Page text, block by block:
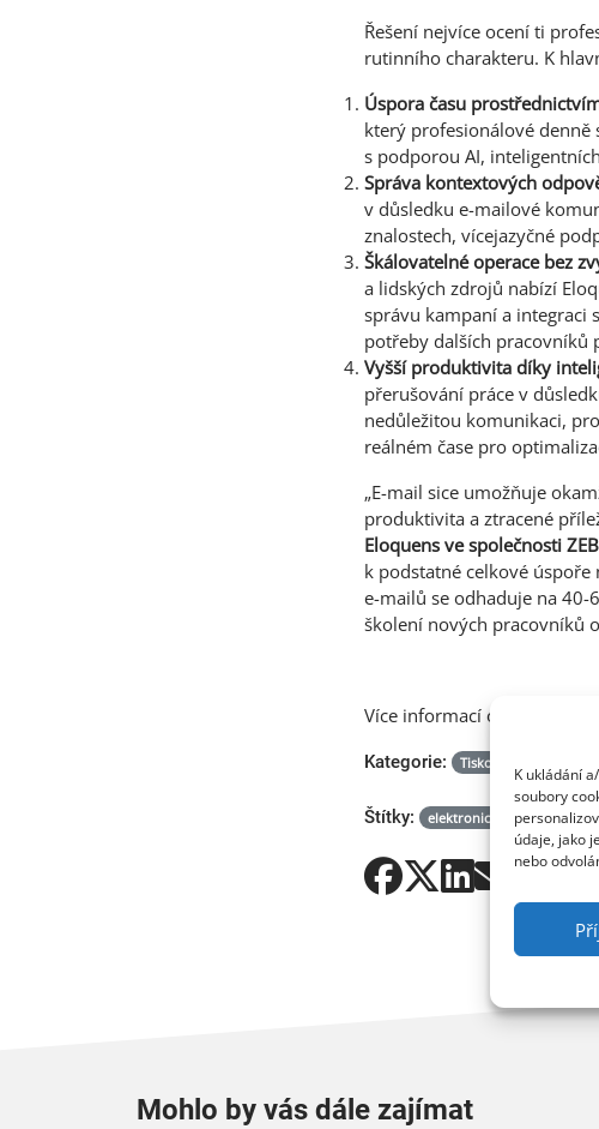
K ukládání
soubory
údaje, jako
nebo
Řešení nejvíce ocení ti
rutinního charakteru. K
Úspora času
který profesionálové
s podporou AI,
Správa kontextových
v důsledku e-mailové
znalostech, vícejazyčné
Škálovatelné operace bez
a lidských zdrojů nabízí
správu kampaní a integraci
potřeby dalších pracovníků
Vyšší produktivita díky
přerušování práce v
nedůležitou komunikaci,
reálném čase pro
„E-mail sice umožňuje
produktivita a ztracené
Eloquens ve společnosti
k podstatné celkové
e-mailů se odhaduje na 40-
školení nových pracovníků
Více informací o řešení
Kategorie: Tiskové zprávy
Štítky: elektronická pošta e-
Mohlo by vás dále zajímat